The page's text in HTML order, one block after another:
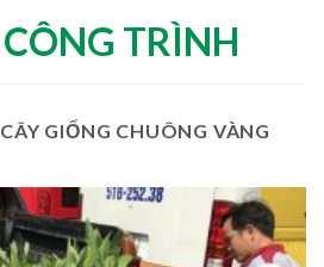
CÂY GIỐNG CHUÔNG VÀNG